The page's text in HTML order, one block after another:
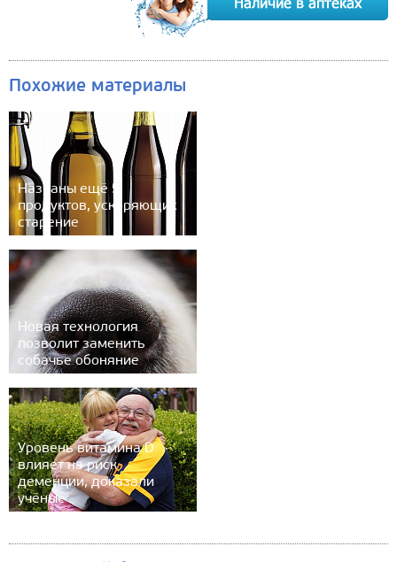
Похожие материалы
Названы ещё 5
продуктов, ускоряющих
старение
Новая технология
позволит заменить
собачье обоняние
Уровень витамина D
влияет на риск
деменции, доказали
учёные